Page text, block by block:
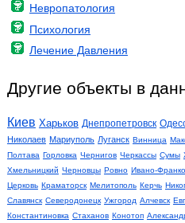
Невропатология
Психология
Лечение Давления
Другие объекты в
Киев Харьков Днепропетровск
Николаев Мариуполь Луганск Винница
Полтава Горловка Чернигов Черкассы Сумы
Хмельницкий Черновцы Ровно Ивано-
Церковь Краматорск Мелитополь Керчь
Славянск Северодонецк Ужгород Алчевск
Константиновка Стаханов Конотоп